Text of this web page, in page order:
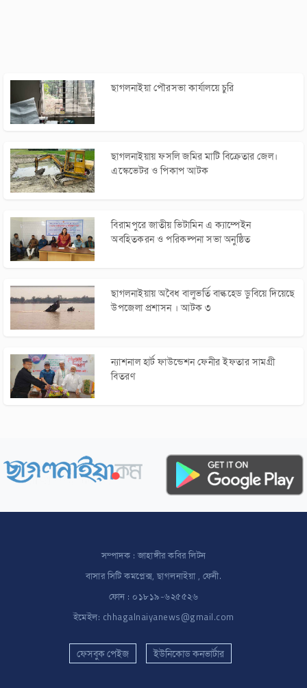
ফেনীতে এনসিপির কেন্দ্রীয় নেতাদের আগমন উপলক্ষে
ছাগলনাইয়ায় মত বিনিময় সভা
ছাগলনাইয়ায় অটোরিক্সা চোরচক্রের ৪সদস্যকে
বিজিজেএর কেন্দ্রীয় দপ্তরের বিশ্ব মুক্ত গণমাধ্যম দিবস’
নানা আয়োজনে পালন
৬মাসের জেল
ছাগলনাইয়ায় স্বেচ্ছাসেবক লীগ সভাপতি গ্রেফতার
ছাগলনাইয়ায় অবৈধভাবে মাটিকাটার দায়ে ৪ জনের
পিকআপ ও ১টি এস্কেভেটর জব্দ
ফেনীতে দৈনিক আমার দেশ পাঠক মেলার ১৯ সদস্য
সদস্য মনোনীত হলেন প্রকৌশলী মাঈন উদ্দিন
ছাগলনাইয়া পৌরসভা কার্যালয়ে চুরি
ছাগলনাইয়ায় ফসলি জমির মাটি বিক্রেতার জেল।
এস্কেভেটর ও পিকাপ আটক
বিরামপুরে জাতীয় ভিটামিন এ ক্যাম্পেইন
অবহিতকরন ও পরিকল্পনা সভা অনুষ্ঠিত
ছাগলনাইয়ায় অবৈধ বালুভর্তি বাল্কহেড ডুবিয়ে দিয়েছে
উপজেলা প্রশাসন । আটক ৩
ন্যাশনাল হার্ট ফাউন্ডেশন ফেনীর ইফতার সামগ্রী
বিতরণ
সম্পাদক : জাহাঙ্গীর কবির লিটন
বাসার সিটি কমপ্লেক্স, ছাগলনাইয়া , ফেনী.
ফোন : ০১৮১৯-৬২৫৫২৬
ইমেইল: chhagalnaiyanews@gmail.com
ফেসবুক পেইজ ইউনিকোড কনভার্টার